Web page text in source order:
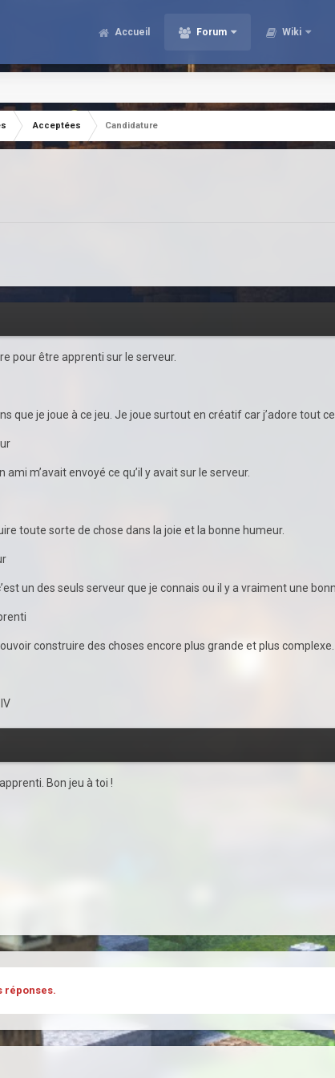
Accueil Forum Wiki
Acceptées
Candidature
pour être apprenti sur le serveur.
que je joue à ce jeu. Je joue surtout en créatif car j’adore tout
ami m’avait envoyé ce qu’il y avait sur le serveur.
toute sorte de chose dans la joie et la bonne humeur.
un des seuls serveur que je connais ou il y a vraiment une
construire des choses encore plus grande et plus complexe.
Bon jeu à toi !
réponses.